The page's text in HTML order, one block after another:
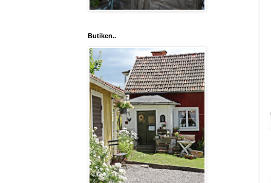
Butiken..